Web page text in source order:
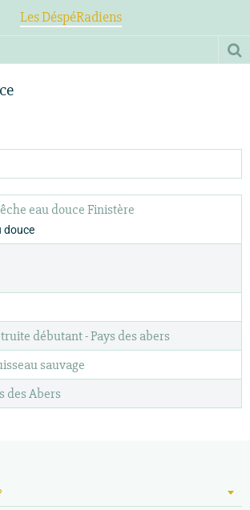
Les DéspéRadiens
eau douce Finistère
douce
débutant - Pays des abers
sauvage
des Abers